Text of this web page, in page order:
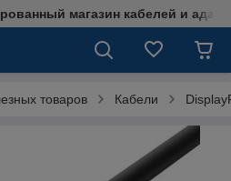
магазин кабелей и
товаров Кабели